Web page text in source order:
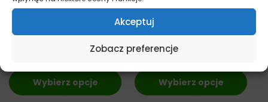
Akceptuj
Zobacz preferencje
Nature Adult L –
psa
Wybierz opcje
Nature Adult M –
sucha karma dla
psa
Od:
Wybierz opcje